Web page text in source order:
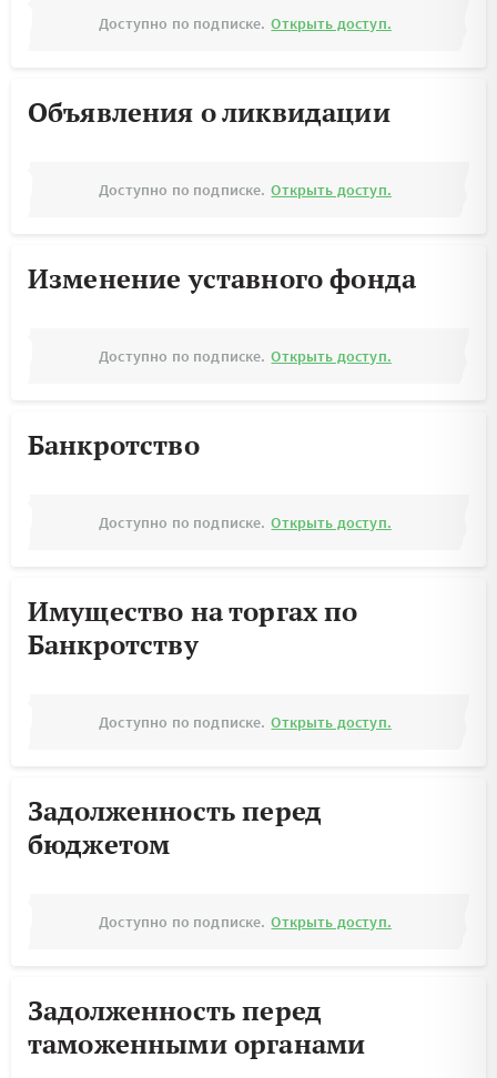
Доступно по подписке. Открыть доступ.
Объявления о ликвидации
Доступно по подписке. Открыть доступ.
Изменение уставного фонда
Доступно по подписке. Открыть доступ.
Банкротство
Доступно по подписке. Открыть доступ.
Имущество на торгах по
Банкротству
Доступно по подписке. Открыть доступ.
Задолженность перед
бюджетом
Доступно по подписке. Открыть доступ.
Задолженность перед
таможенными органами